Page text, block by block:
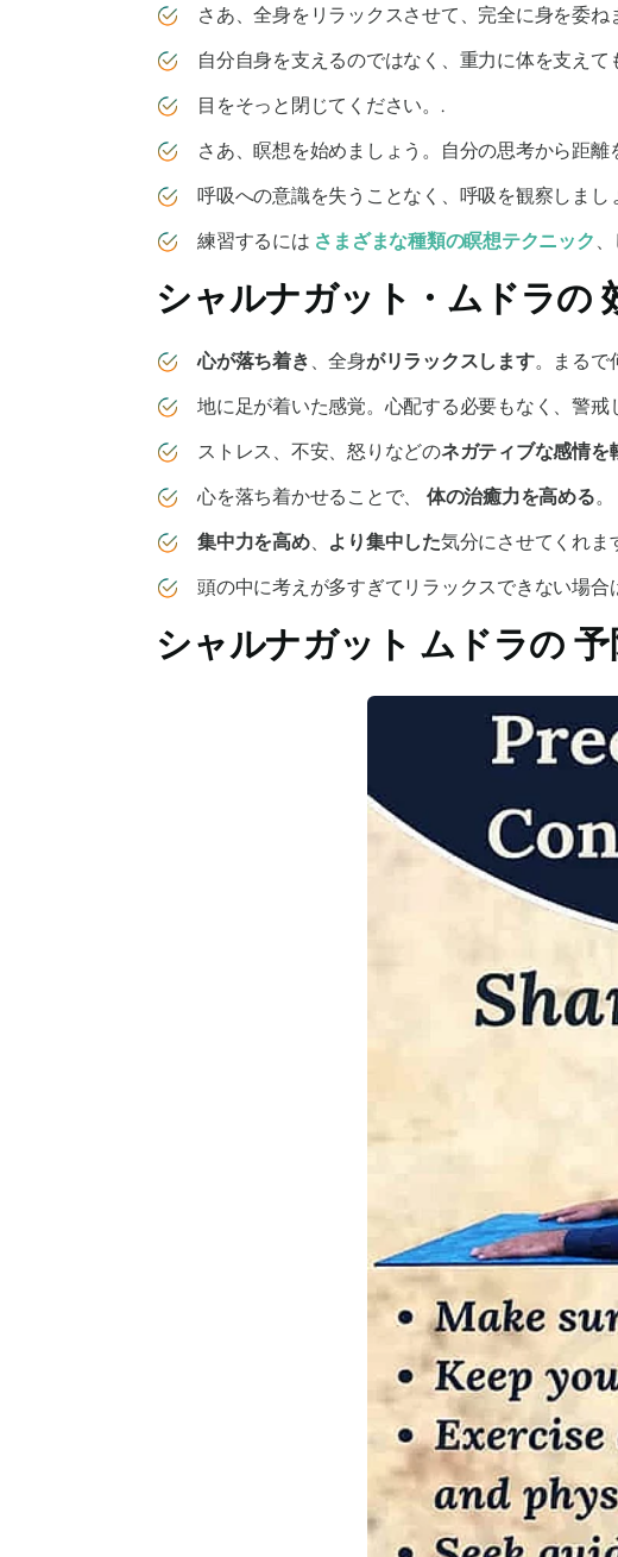
さあ、全身をリラックスさせて、完全に身を委ね
自分自身を支えるのではなく、重力に体を支えて
目をそっと閉じてください。.
さあ、瞑想を始めましょう。自分の思考から距離
呼吸への意識を失うことなく、呼吸を観察しま
練習するには さまざまな種類の瞑想テクニック
シャルナガット・ムドラの
心が落ち着き 、全身がリラックスします。まるで
地に足が着いた感覚。心配する必要もなく、警
ストレス、不安、怒りなどのネガティブな感情を
心を落ち着かせることで、 体の治癒力を高める。
集中力を高め、 より集中した気分にさせてくれま
頭の中に考えが多すぎてリラックスできない場
シャルナガット ムドラの